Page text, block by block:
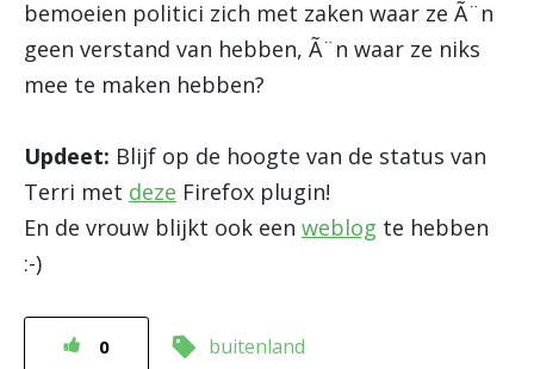
bemoeien politici zich met zaken waar ze Ã¨n
geen verstand van hebben, Ã¨n waar ze niks
mee te maken hebben?
Updeet: Blijf op de hoogte van de status van
Terri met deze Firefox plugin!
En de vrouw blijkt ook een weblog te hebben
:-)
0 buitenland